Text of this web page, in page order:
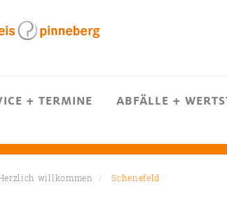
+ TERMINE ABFÄLLE +
willkommen Schenefeld